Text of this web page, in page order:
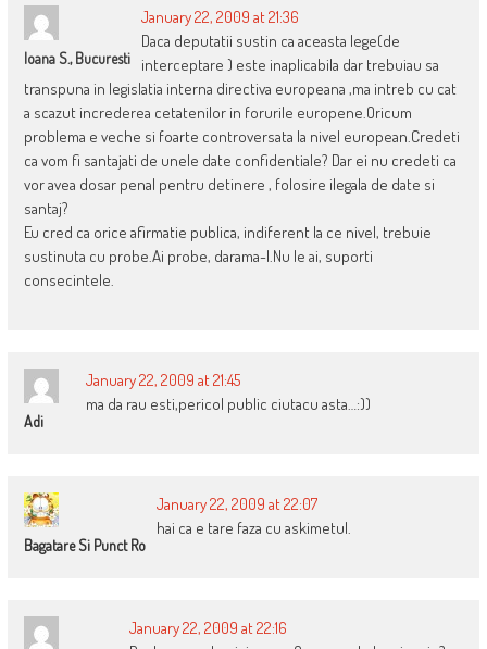
Ioana S., Bucuresti
January 22, 2009 at 21:36
Daca deputatii sustin ca aceasta lege(de
interceptare ) este inaplicabila dar trebuiau sa
transpuna in legislatia interna directiva europeana ,ma intreb cu cat
a scazut increderea cetatenilor in forurile europene.Oricum
problema e veche si foarte controversata la nivel european.Credeti
ca vom fi santajati de unele date confidentiale? Dar ei nu credeti ca
vor avea dosar penal pentru detinere , folosire ilegala de date si
santaj?
Eu cred ca orice afirmatie publica, indiferent la ce nivel, trebuie
sustinuta cu probe.Ai probe, darama-l.Nu le ai, suporti
consecintele.
Adi
January 22, 2009 at 21:45
ma da rau esti,pericol public ciutacu asta…:))
Bagatare Si Punct Ro
January 22, 2009 at 22:07
hai ca e tare faza cu askimetul.
January 22, 2009 at 22:16